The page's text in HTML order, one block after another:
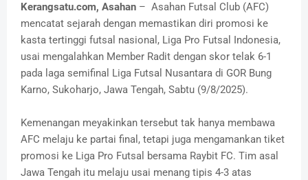
Kerangsatu.com, Asahan – Asahan Futsal Club (AFC)
mencatat sejarah dengan memastikan diri promosi ke
kasta tertinggi futsal nasional, Liga Pro Futsal Indonesia,
usai mengalahkan Member Radit dengan skor telak 6-1
pada laga semifinal Liga Futsal Nusantara di GOR Bung
Karno, Sukoharjo, Jawa Tengah, Sabtu (9/8/2025).
Kemenangan meyakinkan tersebut tak hanya membawa
AFC melaju ke partai final, tetapi juga mengamankan tiket
promosi ke Liga Pro Futsal bersama Raybit FC. Tim asal
Jawa Tengah itu melaju usai menang tipis 4-3 atas